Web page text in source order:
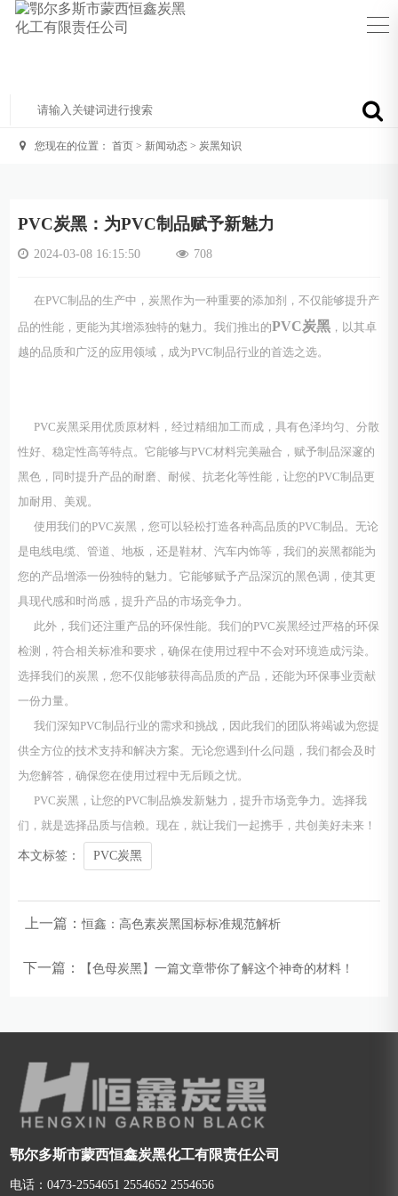
您现在的位置：首页 > 新闻动态 >炭黑知识
PVC炭黑：为PVC制品赋予新魅力
2024-03-08 16:15:50 708
在PVC制品的生产中，炭黑作为一种重要的添加剂，不仅能够提升产
品的性能，更能为其增添独特的魅力。我们推出的PVC炭黑，以其卓
越的品质和广泛的应用领域，成为PVC制品行业的首选之选。
PVC炭黑采用优质原材料，经过精细加工而成，具有色泽均匀、分散
性好、稳定性高等特点。它能够与PVC材料完美融合，赋予制品深邃的
黑色，同时提升产品的耐磨、耐候、抗老化等性能，让您的PVC制品更
加耐用、美观。
使用我们的PVC炭黑，您可以轻松打造各种高品质的PVC制品。无论
是电线电缆、管道、地板，还是鞋材、汽车内饰等，我们的炭黑都能为
您的产品增添一份独特的魅力。它能够赋予产品深沉的黑色调，使其更
具现代感和时尚感，提升产品的市场竞争力。
此外，我们还注重产品的环保性能。我们的PVC炭黑经过严格的环保
检测，符合相关标准和要求，确保在使用过程中不会对环境造成污染。
选择我们的炭黑，您不仅能够获得高品质的产品，还能为环保事业贡献
一份力量。
我们深知PVC制品行业的需求和挑战，因此我们的团队将竭诚为您提
供全方位的技术支持和解决方案。无论您遇到什么问题，我们都会及时
为您解答，确保您在使用过程中无后顾之忧。
PVC炭黑，让您的PVC制品焕发新魅力，提升市场竞争力。选择我
们，就是选择品质与信赖。现在，就让我们一起携手，共创美好未来！
本文标签： PVC炭黑
上一篇：恒鑫：高色素炭黑国标标准规范解析
下一篇： 【色母炭黑】一篇文章带你了解这个神奇的材料！
鄂尔多斯市蒙西恒鑫炭黑化工有限责任公司
电话：0473-2554651 2554652 2554656